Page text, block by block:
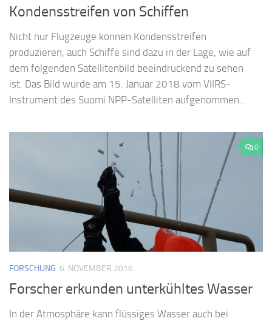
Kondensstreifen von Schiffen
Nicht nur Flugzeuge können Kondensstreifen
produzieren, auch Schiffe sind dazu in der Lage, wie auf
dem folgenden Satellitenbild beeindruckend zu sehen
ist. Das Bild wurde am 15. Januar 2018 vom VIIRS-
Instrument des Suomi NPP-Satelliten aufgenommen...
0
FORSCHUNG 6. NOVEMBER 2016
Forscher erkunden unterkühltes Wasser
In der Atmosphäre kann flüssiges Wasser auch bei